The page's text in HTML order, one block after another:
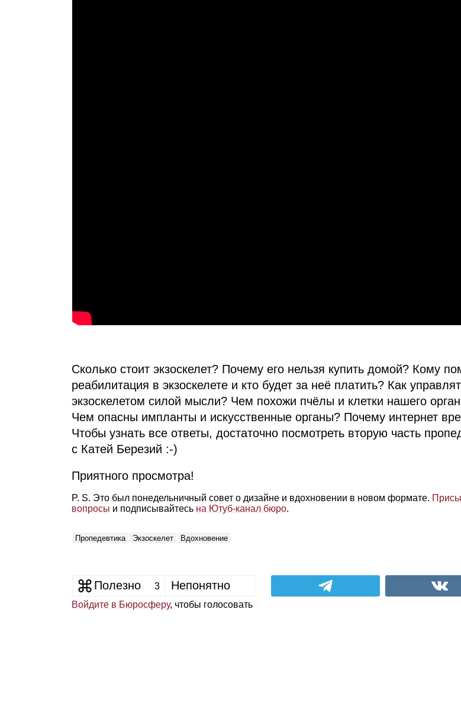
Сколько стоит экзоскелет? Почему его нельзя купить домой? Кому
реабилитация в экзоскелете и кто будет за неё платить? Как
экзоскелетом силой мысли? Чем похожи пчёлы и клетки нашего
Чем опасны импланты и искусственные органы? Почему интернет
Чтобы узнать все ответы, достаточно посмотреть вторую часть
с Катей Березий :‑)
Приятного просмотра!
P. S. Это был понедельничный совет о дизайне и вдохновении в новом формате.
вопросы и подписывайтесь на Ютуб‑канал бюро.
Пропедевтика Экзоскелет Вдохновение
Полезно 3 Непонятно
Войдите в Бюросферу, чтобы голосовать